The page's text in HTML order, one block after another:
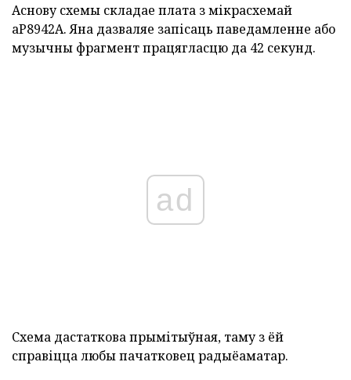
Аснову схемы складае плата з мікрасхемай
аР8942А. Яна дазваляе запісаць паведамленне або
музычны фрагмент працягласцю да 42 секунд.
ad
Схема дастаткова прымітыўная, таму з ёй
справіцца любы пачатковец радыёаматар.